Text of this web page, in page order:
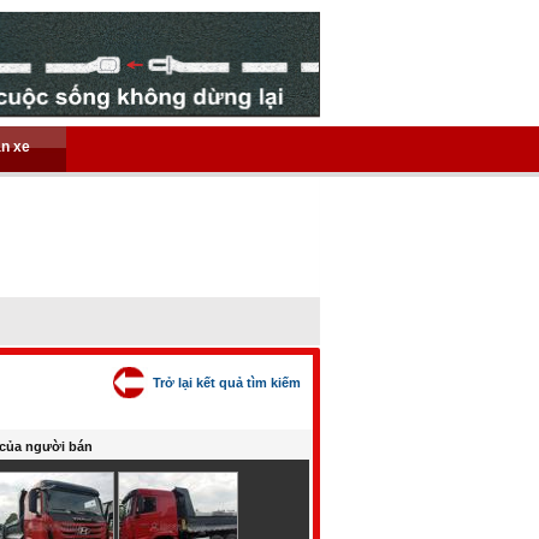
xe
Trở lại kết quả tìm kiếm
người bán